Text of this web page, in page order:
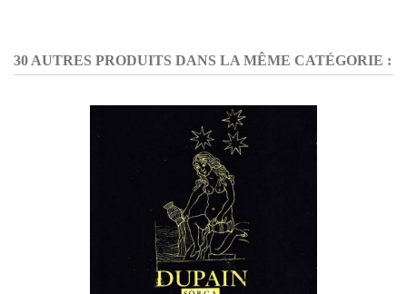
30 AUTRES PRODUITS DANS LA MÊME CATÉGORIE :